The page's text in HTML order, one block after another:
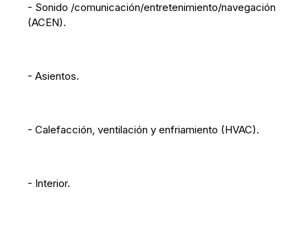
- Sonido /comunicación/entretenimiento/navegación
(ACEN).
- Asientos.
- Calefacción, ventilación y enfriamiento (HVAC).
- Interior.